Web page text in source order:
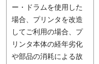
ー・ドラムを使用した
場合、プリンタを改造
してご利用の場合、プ
リンタ本体の経年劣化
や部品の消耗による故